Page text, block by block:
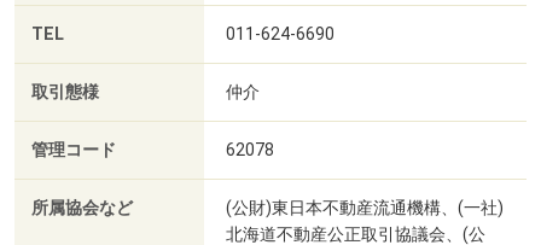
TEL 011-624-6690
取引態様 仲介
管理コード 62078
所属協会など
(公財)東日本不動産流通機構、(一社)
北海道不動産公正取引協議会、(公